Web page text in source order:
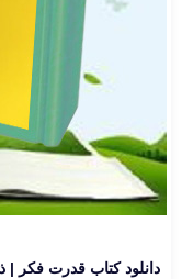
دانلود کتاب قدرت فکر |